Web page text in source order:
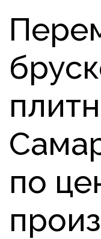
по